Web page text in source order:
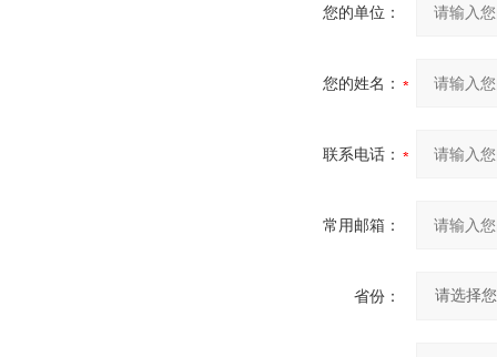
您的单位：
您的姓名：
联系电话：
常用邮箱：
省份：